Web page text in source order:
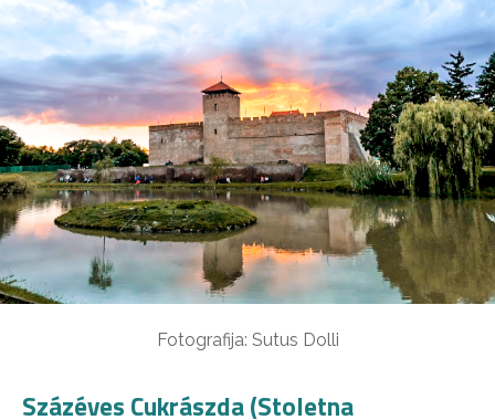
Fotografija: Sutus Dolli
Százéves Cukrászda (Stoletna